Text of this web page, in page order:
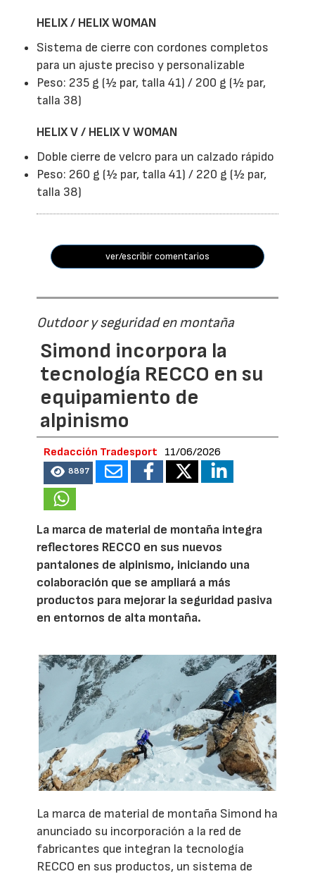
HELIX / HELIX WOMAN
Sistema de cierre con cordones completos
para un ajuste preciso y personalizable
Peso: 235 g (½ par, talla 41) / 200 g (½ par,
talla 38)
HELIX V / HELIX V WOMAN
Doble cierre de velcro para un calzado rápido
Peso: 260 g (½ par, talla 41) / 220 g (½ par,
talla 38)
ver/escribir comentarios
Outdoor y seguridad en montaña
Simond incorpora la
tecnología RECCO en su
equipamiento de
alpinismo
Redacción Tradesport 11/06/2026
8897
La marca de material de montaña integra
reflectores RECCO en sus nuevos
pantalones de alpinismo, iniciando una
colaboración que se ampliará a más
productos para mejorar la seguridad pasiva
en entornos de alta montaña.
La marca de material de montaña Simond ha
anunciado su incorporación a la red de
fabricantes que integran la tecnología
RECCO en sus productos, un sistema de